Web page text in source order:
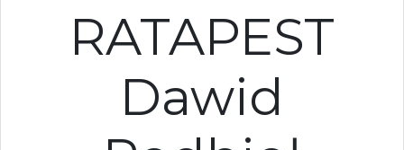
RATAPEST
Dawid